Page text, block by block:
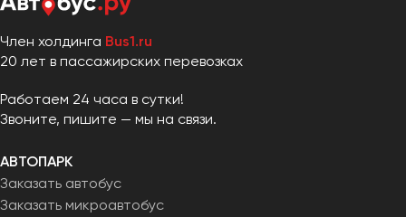
Член холдинга Bus1.ru
20 лет в пассажирских перевозках
Работаем 24 часа в сутки!
Звоните, пишите — мы на связи.
АВТОПАРК
Заказать автобус
Заказать микроавтобус
Ялта